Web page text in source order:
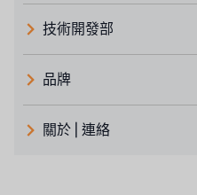
技術開發部
品牌
義大利 ATLAS
關於 | 連絡